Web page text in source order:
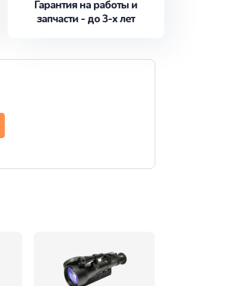
Гарантия на работы и
запчасти - до 3-х лет